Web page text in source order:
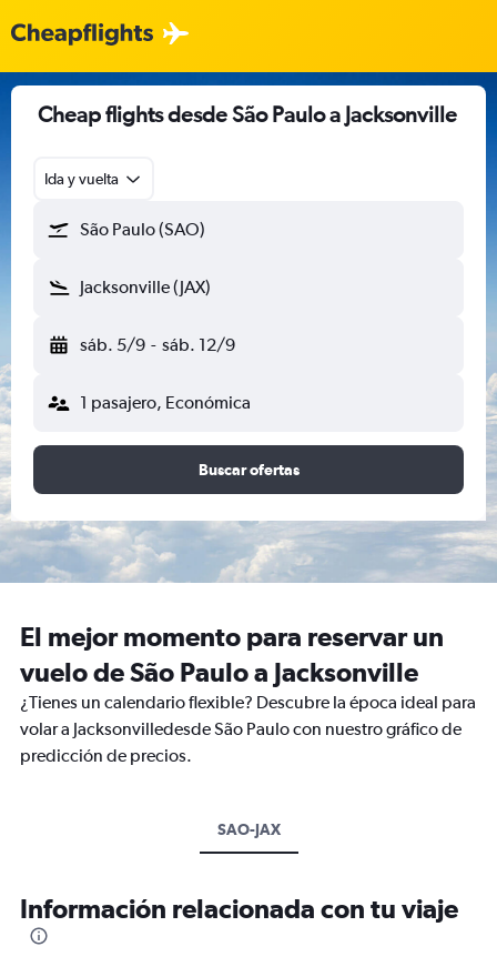
Cheap flights desde São Paulo a Jacksonville
Ida y vuelta
São Paulo (SAO)
Jacksonville (JAX)
sáb. 5/9 - sáb. 12/9
1 pasajero, Económica
Buscar ofertas
El mejor momento para reservar un
vuelo de São Paulo a Jacksonville
¿Tienes un calendario flexible? Descubre la época ideal para
volar a Jacksonvilledesde São Paulo con nuestro gráfico de
predicción de precios.
SAO-JAX
Información relacionada con tu viaje